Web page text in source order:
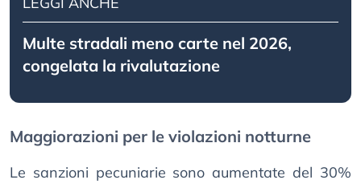
Multe stradali meno carte nel 2026,
congelata la rivalutazione
Maggiorazioni per le violazioni notturne
Le sanzioni pecuniarie sono aumentate del 30%